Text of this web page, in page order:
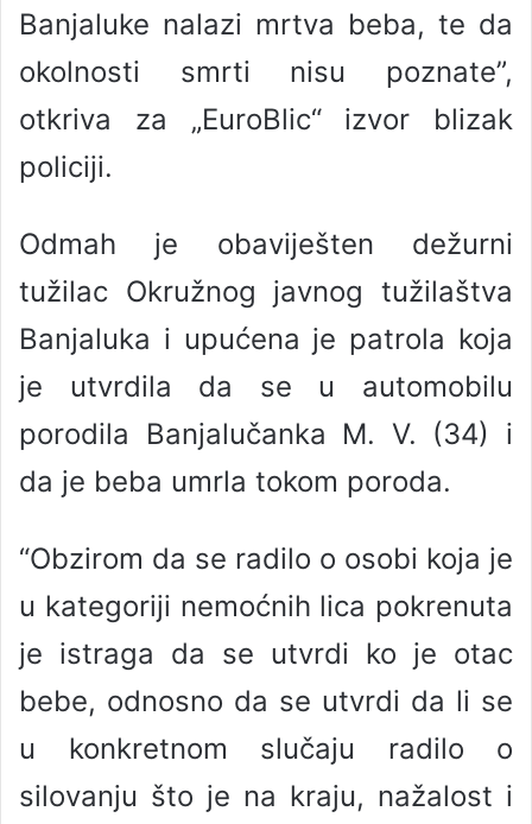
Banjaluke nalazi mrtva beba, te da
okolnosti smrti nisu poznate”,
otkriva za „EuroBlic“ izvor blizak
policiji.
Odmah je obaviješten dežurni
tužilac Okružnog javnog tužilaštva
Banjaluka i upućena je patrola koja
je utvrdila da se u automobilu
porodila Banjalučanka M. V. (34) i
da je beba umrla tokom poroda.
“Obzirom da se radilo o osobi koja je
u kategoriji nemoćnih lica pokrenuta
je istraga da se utvrdi ko je otac
bebe, odnosno da se utvrdi da li se
u konkretnom slučaju radilo o
silovanju što je na kraju, nažalost i